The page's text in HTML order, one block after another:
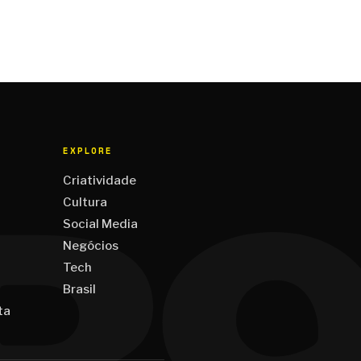
EXPLORE
Criatividade
Cultura
Social Media
Negócios
Tech
Brasil